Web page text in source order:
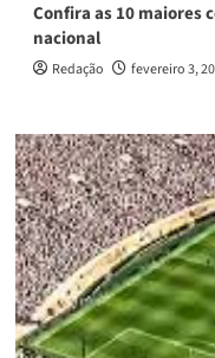
Confira as 10 maiores
nacional
Redação fevereiro 3,